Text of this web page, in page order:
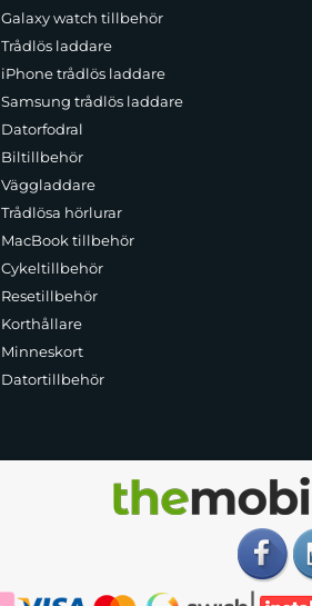
Galaxy watch tillbehör
Trådlös laddare
iPhone trådlös laddare
Samsung trådlös laddare
Datorfodral
Biltillbehör
Väggladdare
Trådlösa hörlurar
MacBook tillbehör
Cykeltillbehör
Resetillbehör
Korthållare
Minneskort
Datortillbehör